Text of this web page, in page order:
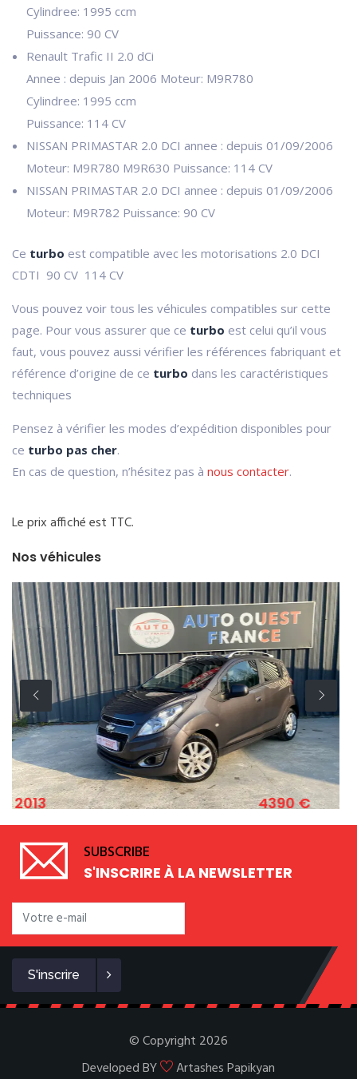
Cylindree: 1995 ccm
Puissance: 90 CV
Renault Trafic II 2.0 dCi
Annee : depuis Jan 2006 Moteur: M9R780
Cylindree: 1995 ccm
Puissance: 114 CV
NISSAN PRIMASTAR 2.0 DCI annee : depuis 01/09/2006
Moteur: M9R780 M9R630 Puissance: 114 CV
NISSAN PRIMASTAR 2.0 DCI annee : depuis 01/09/2006
Moteur: M9R782 Puissance: 90 CV
Ce turbo est compatible avec les motorisations 2.0 DCI
CDTI 90 CV 114 CV
Vous pouvez voir tous les véhicules compatibles sur cette
page. Pour vous assurer que ce turbo est celui qu’il vous
faut, vous pouvez aussi vérifier les références fabriquant et
référence d’origine de ce turbo dans les caractéristiques
techniques
Pensez à vérifier les modes d’expédition disponibles pour
ce turbo pas cher.
En cas de question, n’hésitez pas à nous contacter.
Le prix affiché est TTC.
Nos véhicules
SPARK 1.2 ESSENCE 82 CV
4390 € 2011
SUBSCRIBE
S'INSCRIRE À LA NEWSLETTER
S'inscrire
© Copyright 2026
Developed BY
Artashes Papikyan